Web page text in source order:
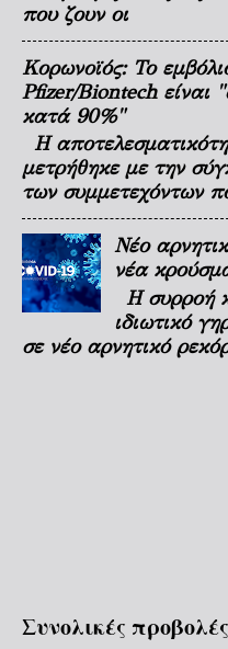
που ζουν οι
Κορωνοϊός: Το
Pfizer/Biontech είναι
κατά 90%"
Η
μετρήθηκε με την
των συμμετεχόντων
Νέο
νέα
Η συρροή
ιδιωτικό
σε νέο αρνητικό
Συνολικές